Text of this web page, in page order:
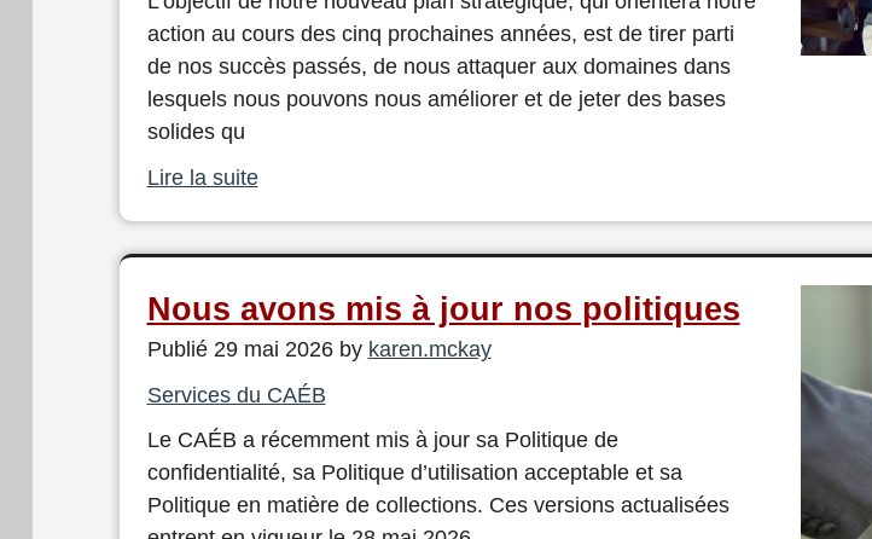
action au cours des cinq prochaines années, est de tirer parti
de nos succès passés, de nous attaquer aux domaines dans
lesquels nous pouvons nous améliorer et de jeter des bases
solides qu
Lire la suite
Nous avons mis à jour nos politiques
Publié 29 mai 2026 by karen.mckay
Services du CAÉB
Le CAÉB a récemment mis à jour sa Politique de
confidentialité, sa Politique d’utilisation acceptable et sa
Politique en matière de collections. Ces versions actualisées